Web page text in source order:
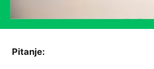
Pitanje: